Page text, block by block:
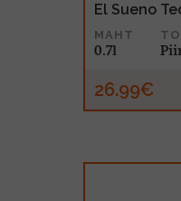
El Sueno
MAHT
0.7l
26.99€